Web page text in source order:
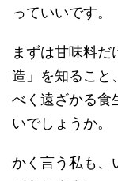
っていいです。
まずは甘味料
造」を知ること
べく遠ざかる食
いでしょうか。
かく言う私も、